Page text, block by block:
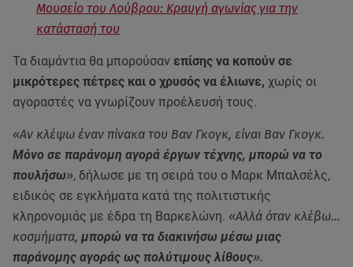
Μουσείο του Λούβρου: Κραυγή αγωνίας για την
κατάστασή του
Τα διαμάντια θα μπορούσαν επίσης να κοπούν σε
μικρότερες πέτρες και ο χρυσός να έλιωνε, χωρίς οι
αγοραστές να γνωρίζουν προέλευσή τους.
«Αν κλέψω έναν πίνακα του Βαν Γκογκ, είναι Βαν Γκογκ.
Μόνο σε παράνομη αγορά έργων τέχνης, μπορώ να το
πουλήσω», δήλωσε με τη σειρά του ο Μαρκ Μπαλσέλς,
ειδικός σε εγκλήματα κατά της πολιτιστικής
κληρονομιάς με έδρα τη Βαρκελώνη. «Αλλά όταν κλέβω…
κοσμήματα, μπορώ να τα διακινήσω μέσω μιας
παράνομης αγοράς ως πολύτιμους λίθους».